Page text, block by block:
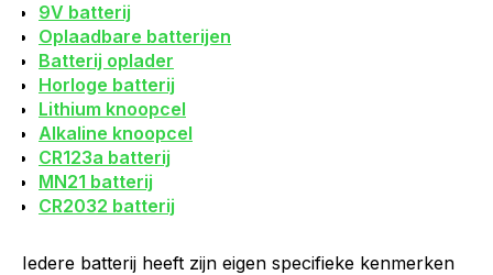
9V batterij
Oplaadbare batterijen
Batterij oplader
Horloge batterij
Lithium knoopcel
Alkaline knoopcel
CR123a batterij
MN21 batterij
CR2032 batterij
Iedere batterij heeft zijn eigen specifieke kenmerken